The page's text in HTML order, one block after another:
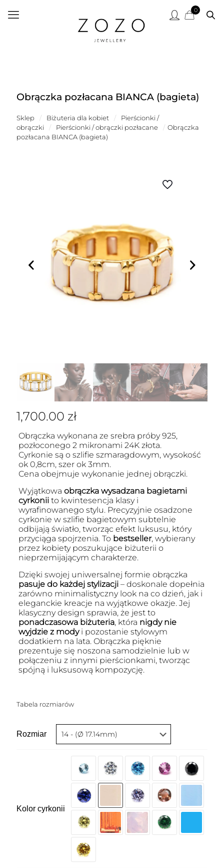
0
Obrączka pozłacana BIANCA (bagieta)
Sklep / Biżuteria dla kobiet /
Pierścionki /
obrączki
/ Pierścionki / obrączki pozłacane / Obrączka
pozłacana BIANCA (bagieta)
1,700.00 zł
Obrączka wykonana ze srebra próby 925,
pozłoconego 2 mikronami 24K złota.
Cyrkonie są o szlifie szmaragdowym, wysokość
ok 0,8cm, szer ok 3mm.
Cena obejmuje wykonanie jednej obrączki.
Wyjątkowa obrączka wysadzana bagietami
cyrkoniito kwintesencja klasy i
wyrafinowanego stylu. Precyzyjnie osadzone
cyrkonie w szlifie bagietowym subtelnie
odbijają światło, tworząc efekt luksusu, który
przyciąga spojrzenia. To bestseller, wybierany
przez kobiety poszukujące biżuterii o
nieprzemijającym charakterze.
Dzięki swojej uniwersalnej formie obrączka
pasuje do każdej stylizacji– doskonale dopełnia
zarówno minimalistyczny look na co dzień, jak i
eleganckie kreacje na wyjątkowe okazje. Jej
klasyczny design sprawia, że jest to
ponadczasowa biżuteria, która nigdy nie
wyjdzie z modyi pozostanie stylowym
dodatkiem na lata. Obrączka pięknie
prezentuje się noszona samodzielnie lub w
połączeniu z innymi pierścionkami, tworząc
spójną i luksusową kompozycję.
Tabela rozmiarów
Rozmiar
Kolor cyrkonii